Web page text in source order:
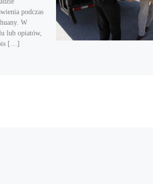
podczas
W
lub opiatów,
[…]